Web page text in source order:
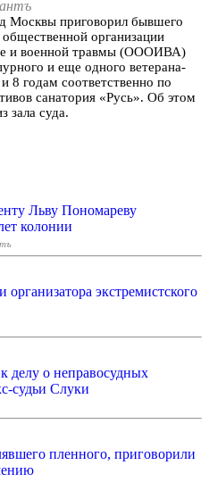
Москвы приговорил бывшего
организации
и военной травмы (ОООИВА)
и еще одного ветерана-
8 годам соответственно по
санатория «Русь». Об этом
зала суда.
Льву Пономареву
колонии
экстремистского
делу о неправосудных
судьи Слуки
пленного, приговорили